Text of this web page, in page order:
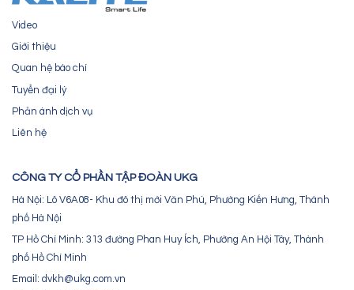
Video
Giới thiệu
Quan hệ báo chí
Tuyển đại lý
Phản ánh dịch vụ
Liên hệ
CÔNG TY CỔ PHẦN TẬP ĐOÀN UKG
Hà Nội: Lô V6A08- Khu đô thị mới Văn Phú, Phường Kiến Hưng, Thành
phố Hà Nội
TP Hồ Chí Minh: 313 đường Phan Huy Ích, Phường An Hội Tây, Thành
phố Hồ Chí Minh
Email: dvkh@ukg.com.vn